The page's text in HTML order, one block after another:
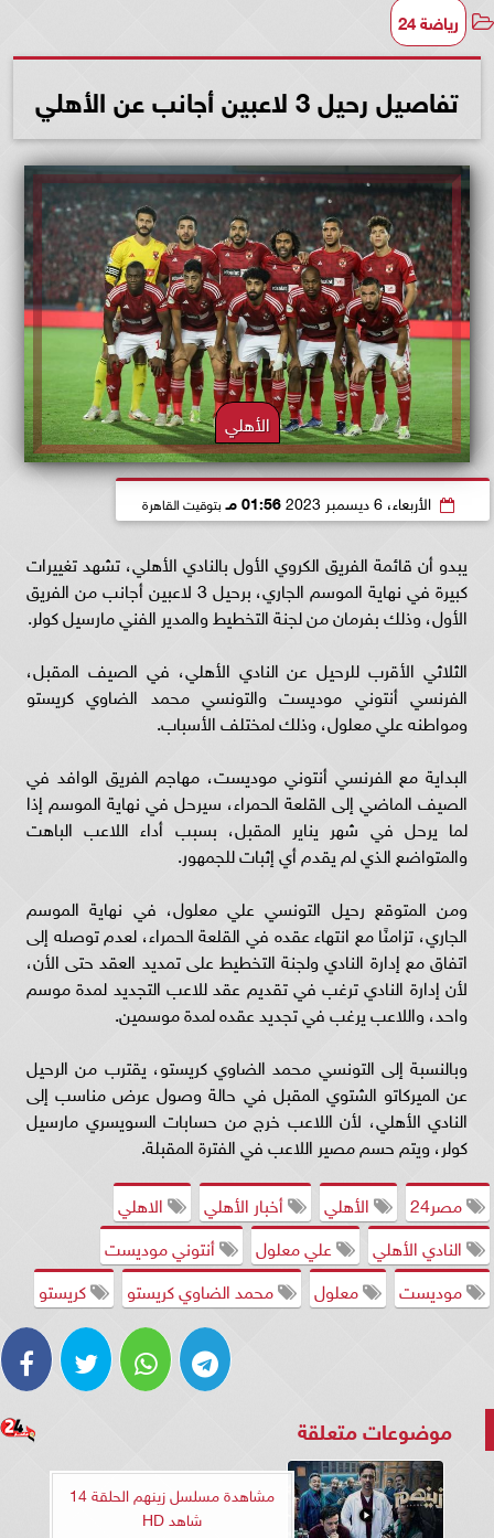
رياضة 24
تفاصيل رحيل 3 لاعبين أجانب عن الأهلي
الأهلي
الأربعاء، 6 ديسمبر 2023 01:56 مـ بتوقيت القاهرة
يبدو أن قائمة الفريق الكروي الأول بالنادي الأهلي، تشهد تغييرات
كبيرة في نهاية الموسم الجاري، برحيل 3 لاعبين أجانب من الفريق
الأول، وذلك بفرمان من لجنة التخطيط والمدير الفني مارسيل كولر.
الثلاثي الأقرب للرحيل عن النادي الأهلي، في الصيف المقبل،
الفرنسي أنتوني موديست والتونسي محمد الضاوي كريستو
ومواطنه علي معلول، وذلك لمختلف الأسباب.
البداية مع الفرنسي أنتوني موديست، مهاجم الفريق الوافد في
الصيف الماضي إلى القلعة الحمراء، سيرحل في نهاية الموسم إذا
لما يرحل في شهر يناير المقبل، بسبب أداء اللاعب الباهت
والمتواضع الذي لم يقدم أي إثبات للجمهور.
ومن المتوقع رحيل التونسي علي معلول، في نهاية الموسم
الجاري، تزامنًا مع انتهاء عقده في القلعة الحمراء، لعدم توصله إلى
اتفاق مع إدارة النادي ولجنة التخطيط على تمديد العقد حتى الأن،
لأن إدارة النادي ترغب في تقديم عقد للاعب التجديد لمدة موسم
واحد، واللاعب يرغب في تجديد عقده لمدة موسمين.
وبالنسبة إلى التونسي محمد الضاوي كريستو، يقترب من الرحيل
عن الميركاتو الشتوي المقبل في حالة وصول عرض مناسب إلى
النادي الأهلي، لأن اللاعب خرج من حسابات السويسري مارسيل
كولر، ويتم حسم مصير اللاعب في الفترة المقبلة.
مصر24
الأهلي أخبار الأهلي
الاهلي
النادي الأهلي
علي معلول
أنتوني موديست
موديست
معلول محمد الضاوي كريستو كريستو
موضوعات متعلقة
مشاهدة مسلسل زينهم الحلقة 14
شاهد HD